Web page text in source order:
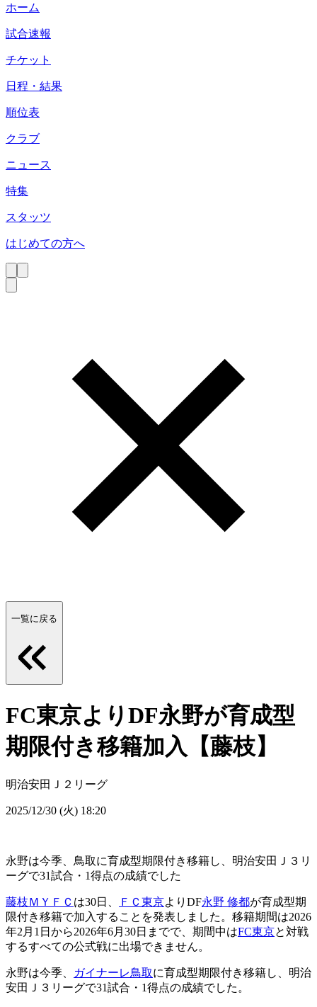
ホーム
試合速報
チケット
日程・結果
順位表
クラブ
ニュース
特集
スタッツ
はじめての方へ
一覧に戻る
FC東京よりDF永野が育成型
期限付き移籍加入【藤枝】
明治安田Ｊ２リーグ
2025/12/30 (火) 18:20
永野は今季、鳥取に育成型期限付き移籍し、明治安田Ｊ３リ
ーグで31試合・1得点の成績でした
藤枝ＭＹＦＣ は30日、 ＦＣ東京よりDF永野 修都が育成型期
限付き移籍で加入することを発表しました。移籍期間は2026
年2月1日から2026年6月30日までで、期間中はFC東京と対戦
するすべての公式戦に出場できません。
永野は今季、 ガイナーレ鳥取に育成型期限付き移籍し、明治
安田Ｊ３リーグで31試合・1得点の成績でした。